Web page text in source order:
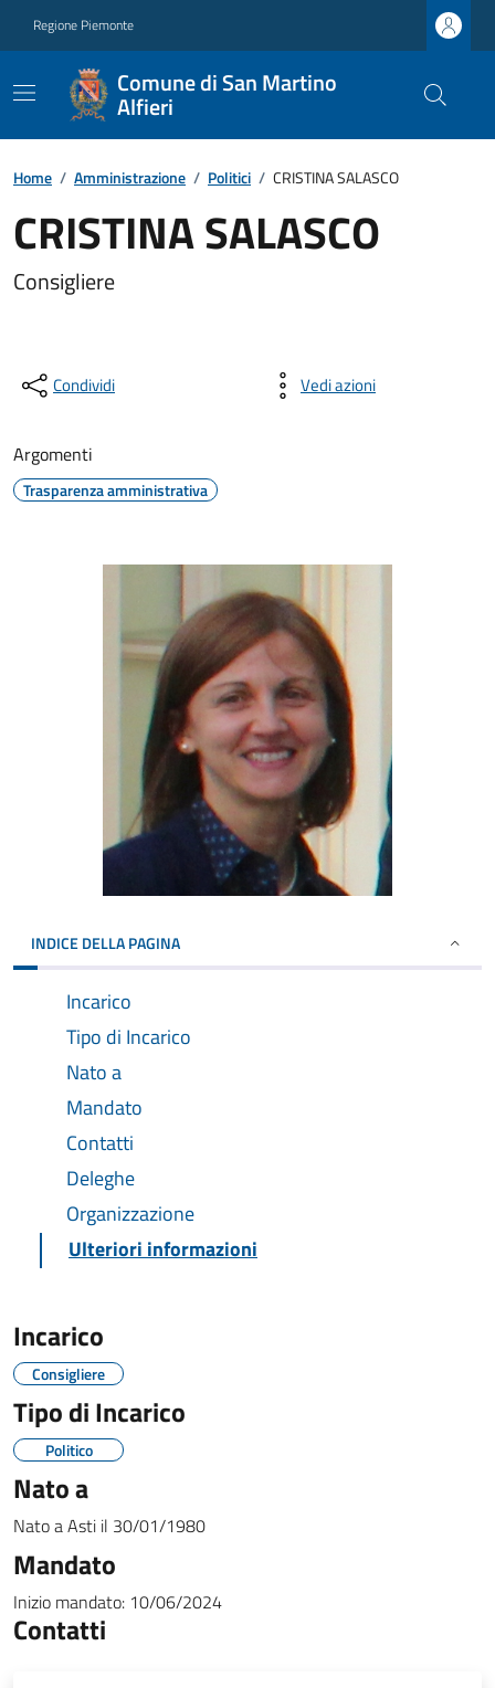
Regione Piemonte
Comune di San Martino
Alfieri
Home / Amministrazione / Politici / CRISTINA SALASCO
CRISTINA SALASCO
Consigliere
Condividi Vedi azioni
Argomenti
Trasparenza amministrativa
INDICE DELLA PAGINA
Incarico
Tipo di Incarico
Nato a
Mandato
Contatti
Deleghe
Organizzazione
Ulteriori informazioni
Incarico
Consigliere
Tipo di Incarico
Politico
Nato a
Nato aAsti il 30/01/1980
Mandato
Inizio mandato: 10/06/2024
Contatti